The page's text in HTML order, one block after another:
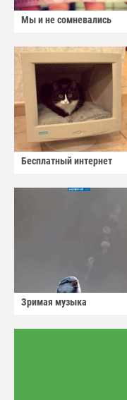
Мы и не сомневались
Бесплатный интернет
Зримая музыка